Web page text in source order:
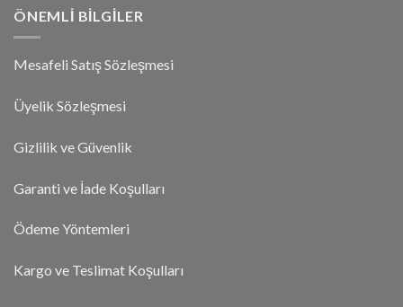
ÖNEMLI BILGILER
Mesafeli Satış Sözleşmesi
Üyelik Sözleşmesi
Gizlilik ve Güvenlik
Garanti ve İade Koşulları
Ödeme Yöntemleri
Kargo ve Teslimat Koşulları